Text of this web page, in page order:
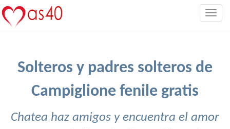
Solteros y padres solteros de
Campiglione fenile gratis
Chatea haz amigos y encuentra el amor